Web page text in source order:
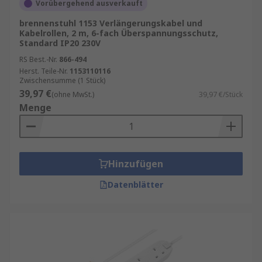
Kabeltrommeln haben eine oder mehrere
Buchsen oder Adern. Kabeltrommel-
Steckdosenleisten ermöglichen die
Entfernung. Die Kabellänge ist in der Regel von
wenigen Metern bis zu 100 Metern möglich. Das
Kabel wird auf einer Trommel mit integrierten
Buchsen geliefert. Die Verwendung einer
Trommel erleichtert die Lagerung und den
Transport des Verlängerungskabels. Einige
Modelle verfügen über eine automatische
Aufspulfunktion, sodass das Kabel nach der
Verwendung nicht manuell aufgewickelt werden
muss. Einige Kabeltrommel-Verlängerungskabel
Vorübergehend ausverkauft
brennenstuhl 1153 Verlängerungskabel und
Kabelrollen, 2 m, 6-fach Überspannungsschutz,
Standard IP20 230V
RS Best.-Nr. 866-494
Herst. Teile-Nr. 1153110116
Zwischensumme (1 Stück)
39,97 €(ohne MwSt.) 39,97 €/Stück
Menge
Hinzufügen
Datenblätter